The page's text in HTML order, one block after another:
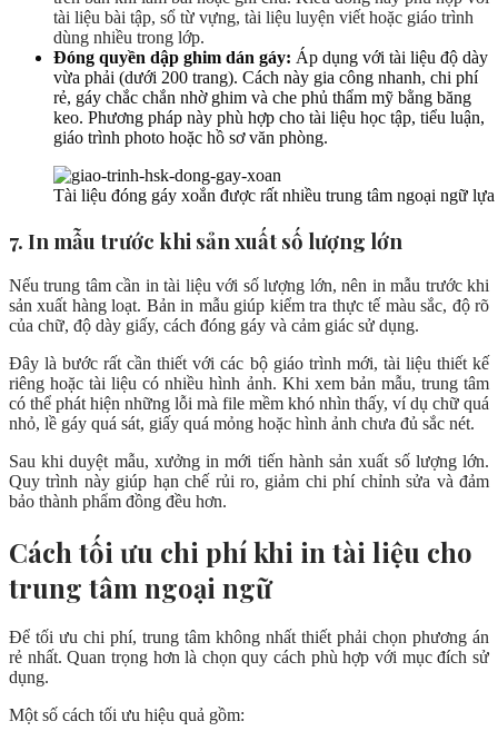
tài liệu bài tập, sổ từ vựng, tài liệu luyện viết hoặc giáo trình
dùng nhiều trong lớp.
Đóng quyền dập ghim dán gáy: Áp dụng với tài liệu độ dày
vừa phải (dưới 200 trang). Cách này gia công nhanh, chi phí
rẻ, gáy chắc chắn nhờ ghim và che phủ thẩm mỹ bằng băng
keo. Phương pháp này phù hợp cho tài liệu học tập, tiểu luận,
giáo trình photo hoặc hồ sơ văn phòng.
Tài liệu đóng gáy xoắn được rất nhiều trung tâm ngoại ngữ lựa
7. In mẫu trước khi sản xuất số lượng lớn
Nếu trung tâm cần in tài liệu với số lượng lớn, nên in mẫu trước khi
sản xuất hàng loạt. Bản in mẫu giúp kiểm tra thực tế màu sắc, độ rõ
của chữ, độ dày giấy, cách đóng gáy và cảm giác sử dụng.
Đây là bước rất cần thiết với các bộ giáo trình mới, tài liệu thiết kế
riêng hoặc tài liệu có nhiều hình ảnh. Khi xem bản mẫu, trung tâm
có thể phát hiện những lỗi mà file mềm khó nhìn thấy, ví dụ chữ quá
nhỏ, lề gáy quá sát, giấy quá mỏng hoặc hình ảnh chưa đủ sắc nét.
Sau khi duyệt mẫu, xưởng in mới tiến hành sản xuất số lượng lớn.
Quy trình này giúp hạn chế rủi ro, giảm chi phí chỉnh sửa và đảm
bảo thành phẩm đồng đều hơn.
Cách tối ưu chi phí khi in tài liệu cho
trung tâm ngoại ngữ
Để tối ưu chi phí, trung tâm không nhất thiết phải chọn phương án
rẻ nhất. Quan trọng hơn là chọn quy cách phù hợp với mục đích sử
dụng.
Một số cách tối ưu hiệu quả gồm: